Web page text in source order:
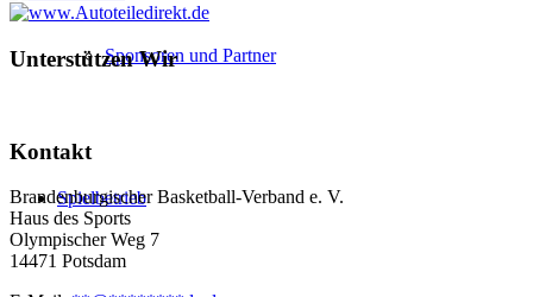
Sponsoren und Partner
Spielbetrieb
Unterstützen Wir
Kontakt
Brandenburgischer Basketball-Verband e. V.
Haus des Sports
Olympischer Weg 7
14471 Potsdam